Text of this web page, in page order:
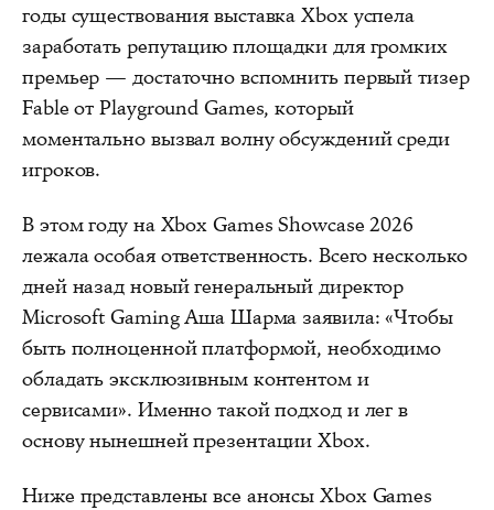
годы существования выставка Xbox успела
заработать репутацию площадки для громких
премьер — достаточно вспомнить первый тизер
Fable от Playground Games, который
моментально вызвал волну обсуждений среди
игроков.
В этом году на Xbox Games Showcase 2026
лежала особая ответственность. Всего несколько
дней назад новый генеральный директор
Microsoft Gaming Аша Шарма заявила: «Чтобы
быть полноценной платформой, необходимо
обладать эксклюзивным контентом и
сервисами». Именно такой подход и лег в
основу нынешней презентации Xbox.
Ниже представлены все анонсы Xbox Games